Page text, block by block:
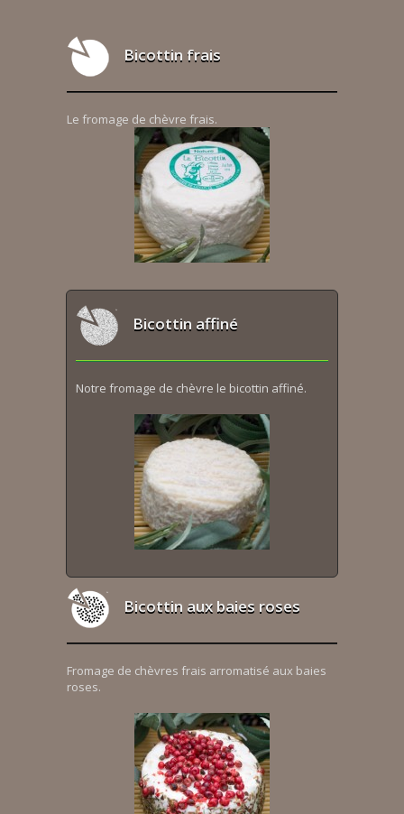
Bicottin frais
Le fromage de chèvre frais.
Bicottin affiné
Notre fromage de chèvre le bicottin affiné.
Bicottin aux baies roses
Fromage de chèvres frais arromatisé aux baies
roses.